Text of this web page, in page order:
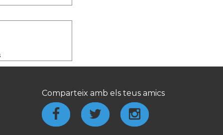
Comparteix amb els teus amics